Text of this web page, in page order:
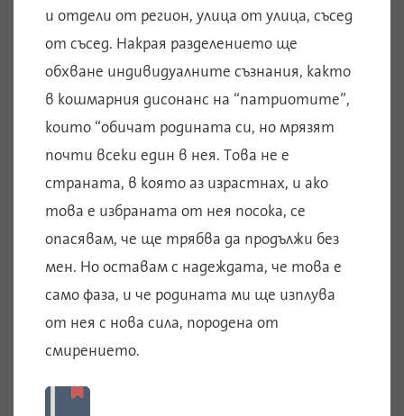
и отдели от регион, улица от улица, съсед
от съсед. Накрая разделението ще
обхване индивидуалните съзнания, както
в кошмарния дисонанс на “патриотите”,
които “обичат родината си, но мрязят
почти всеки един в нея. Това не е
страната, в която аз израстнах, и ако
това е избраната от нея посока, се
опасявам, че ще трябва да продължи без
мен. Но оставам с надеждата, че това е
само фаза, и че родината ми ще изплува
от нея с нова сила, породена от
смирението.